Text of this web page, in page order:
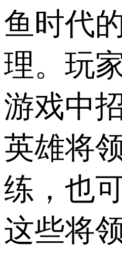
鱼时代
理。玩
游戏中
英雄将
练，也
这些将